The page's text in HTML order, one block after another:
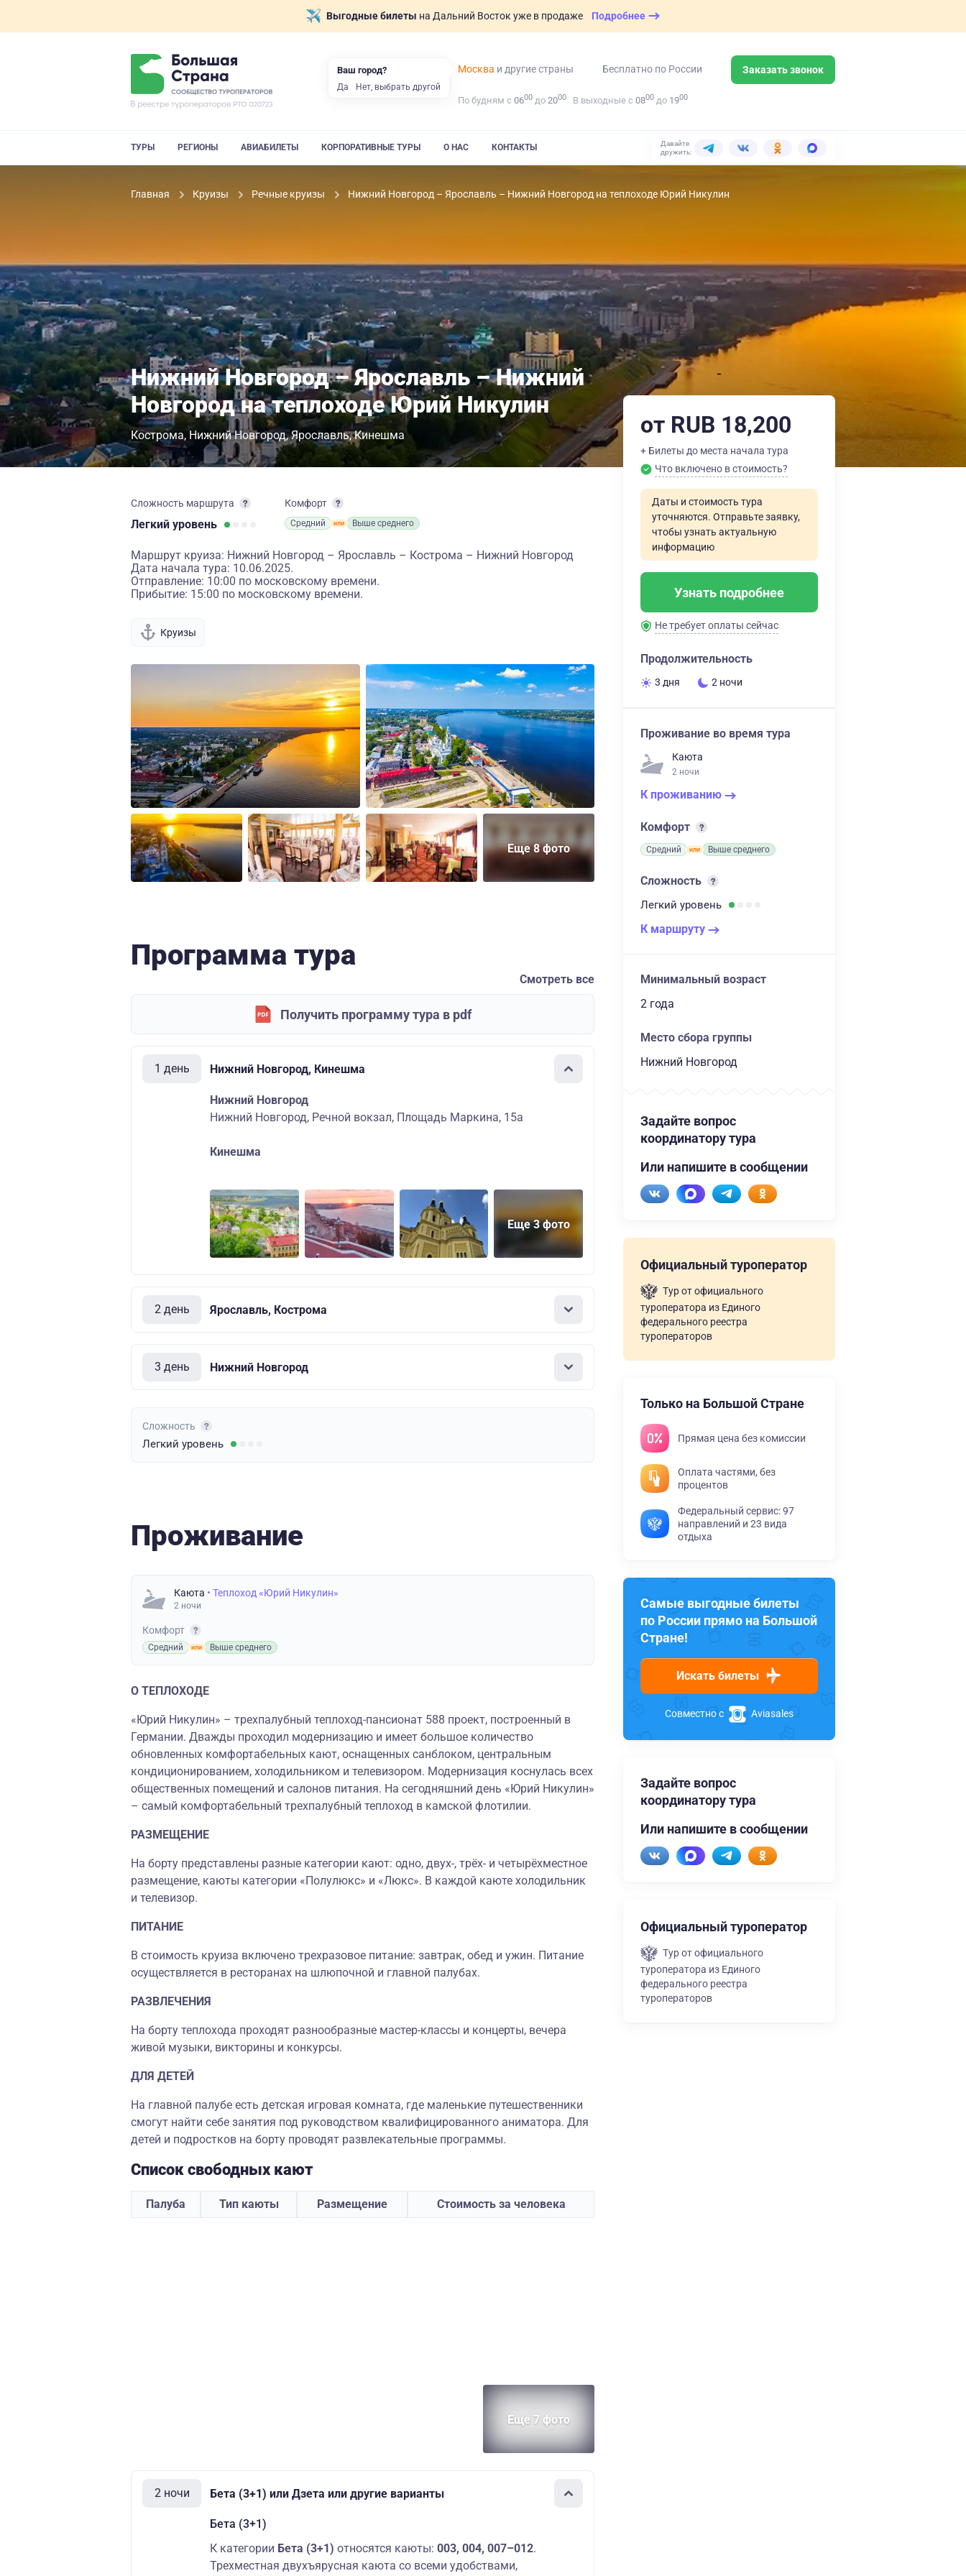
Выгодные билеты на Дальний Восток уже в продаже Подробнее
Москва и другие страны Бесплатно по России Заказать звонок
По будням с 0600 до 2000 В выходные с 0800 до 1900
ТУРЫ РЕГИОНЫ АВИАБИЛЕТЫ КОРПОРАТИВНЫЕ ТУРЫ О НАС КОНТАКТЫ
Давайте
дружить:
Главная Круизы Речные круизы Нижний Новгород – Ярославль – Нижний Новгород на теплоходе Юрий Никулин
Нижний Новгород – Ярославль – Нижний
Новгород на теплоходе Юрий Никулин
Кострома Нижний Новгород Ярославль Кинешма
Сложность маршрута
Легкий уровень
Комфорт
Средний Выше среднего
Маршрут круиза: Нижний Новгород – Ярославль – Кострома – Нижний Новгород
Дата начала тура: 10.06.2025.
Отправление: 10:00 по московскому времени.
Прибытие: 15:00 по московскому времени.
Круизы
Еще 8 фото
Программа тура
Смотреть все
Получить программу тура в pdf
1 день Нижний Новгород, Кинешма
Нижний Новгород
Нижний Новгород, Речной вокзал, Площадь Маркина, 15а
Кинешма
Еще 3 фото
2 день Ярославль, Кострома
3 день Нижний Новгород
Сложность
Легкий уровень
Проживание
Каюта • Теплоход «Юрий Никулин»
2 ночи
Комфорт
Средний Выше среднего
О ТЕПЛОХОДЕ
«Юрий Никулин» – трехпалубный теплоход-пансионат 588 проект, построенный в
Германии. Дважды проходил модернизацию и имеет большое количество
обновленных комфортабельных кают, оснащенных санблоком, центральным
кондиционированием, холодильником и телевизором. Модернизация коснулась всех
общественных помещений и салонов питания. На сегодняшний день «Юрий Никулин»
– самый комфортабельный трехпалубный теплоход в камской флотилии.
РАЗМЕЩЕНИЕ
На борту представлены разные категории кают: одно, двух-, трёх- и четырёхместное
размещение, каюты категории «Полулюкс» и «Люкс». В каждой каюте холодильник
и телевизор.
ПИТАНИЕ
В стоимость круиза включено трехразовое питание: завтрак, обед и ужин. Питание
осуществляется в ресторанах на шлюпочной и главной палубах.
РАЗВЛЕЧЕНИЯ
На борту теплохода проходят разнообразные мастер-классы и концерты, вечера
живой музыки, викторины и конкурсы.
ДЛЯ ДЕТЕЙ
На главной палубе есть детская игровая комната, где маленькие путешественники
смогут найти себе занятия под руководством квалифицированного аниматора. Для
детей и подростков на борту проводят развлекательные программы.
Список свободных кают
Палуба Тип каюты Размещение Стоимость за человека
Еще 7 фото
2 ночи Бета (3+1) или Дзета или другие варианты
Бета (3+1)
К категории Бета (3+1) относятся каюты: 003, 004, 007–012.
Трехместная двухъярусная каюта со всеми удобствами,
от RUB 18,200
+ Билеты до места начала тура
Что включено в стоимость?
Даты и стоимость тура
уточняются. Отправьте заявку,
чтобы узнать актуальную
информацию
Узнать подробнее
Не требует оплаты сейчас
Продолжительность
3 дня 2 ночи
Проживание во время тура
Каюта
2 ночи
К проживанию
Комфорт
Средний Выше среднего
Сложность
Легкий уровень
К маршруту
Минимальный возраст
2 года
Место сбора группы
Нижний Новгород
Задайте вопрос
координатору тура
Или напишите в сообщении
Официальный туроператор
Тур от официального
туроператора из Единого
федерального реестра
туроператоров
Только на Большой Стране
Прямая цена без комиссии
Оплата частями, без
процентов
Федеральный сервис: 97
направлений и 23 вида
отдыха
Самые выгодные билеты
по России прямо на Большой
Стране!
Искать билеты
Совместно с Aviasales
Задайте вопрос
координатору тура
Или напишите в сообщении
Официальный туроператор
Тур от официального
туроператора из Единого
федерального реестра
туроператоров
Ваш город?
Да Нет, выбрать другой